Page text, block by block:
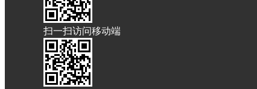
扫一扫访问移动端